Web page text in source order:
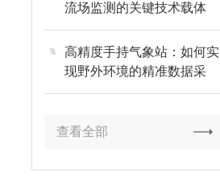
流场监测的关键技术载体
高精度手持气象站：如何实
现野外环境的精准数据采
集？
查看全部